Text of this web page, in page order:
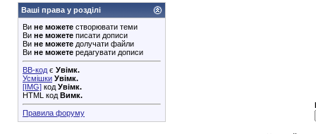
Ваші права у розділі
Ви не можете створювати теми
Ви не можете писати дописи
Ви не можете долучати файли
Ви не можете редагувати дописи
BB-код є Увімк.
Усмішки Увімк.
[IMG] код Увімк.
HTML код Вимк.
Правила форуму